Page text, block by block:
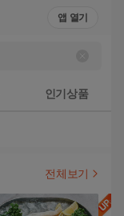
앱 열기
인기상품
전체보기